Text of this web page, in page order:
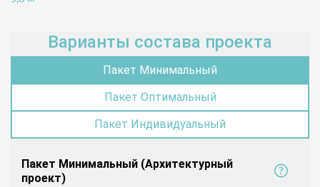
Варианты состава проекта
Пакет Минимальный
Пакет Оптимальный
Пакет Индивидуальный
Пакет Минимальный (Архитектурный
проект)